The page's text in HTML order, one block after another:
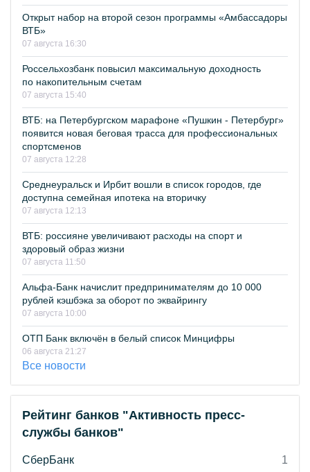
Открыт набор на второй сезон программы «Амбассадоры
ВТБ»
07 августа 16:30
Россельхозбанк повысил максимальную доходность
по накопительным счетам
07 августа 15:40
ВТБ: на Петербургском марафоне «Пушкин - Петербург»
появится новая беговая трасса для профессиональных
спортсменов
07 августа 12:28
Среднеуральск и Ирбит вошли в список городов, где
доступна семейная ипотека на вторичку
07 августа 12:13
ВТБ: россияне увеличивают расходы на спорт и
здоровый образ жизни
07 августа 11:50
Альфа-Банк начислит предпринимателям до 10 000
рублей кэшбэка за оборот по эквайрингу
07 августа 10:00
ОТП Банк включён в белый список Минцифры
06 августа 21:27
Все новости
Рейтинг банков "Активность пресс-
службы банков"
СберБанк
1